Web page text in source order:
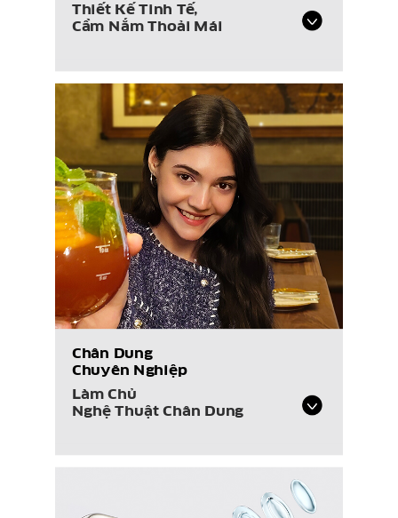
Thiết Kế Tinh Tế,
Cầm Nắm Thoải Mái
Chân Dung
Chuyên Nghiệp
Làm Chủ
NghệThuật Chân Dung